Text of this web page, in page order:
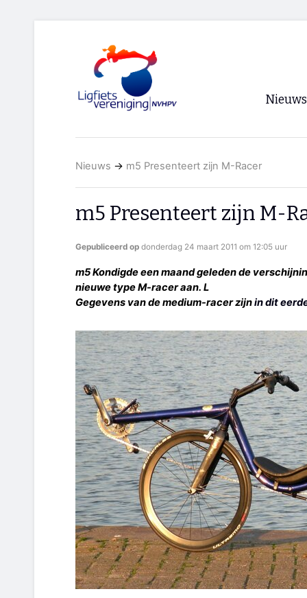
Nieuws
RSS
Nieuws → m5 Presenteert zijn M-Racer
m5 Presenteert zijn M-
Gepubliceerd op donderdag 24 maart 2011 om 12:05 uur
m5 Kondigde een maand geleden de
nieuwe type M-racer aan. L
Gegevens van de medium-racer zijnin dit